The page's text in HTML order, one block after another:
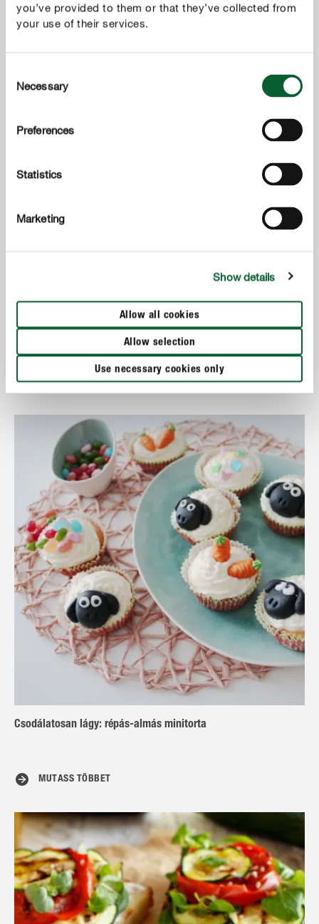
you’ve provided to them or that they’ve collected from
your use of their services.
Selection
Necessary
Preferences
Statistics
Marketing
Show details
Allow all cookies
Allow selection
Use necessary cookies only
Vörös pesto napon szárított paradicsommal
MUTASS TÖBBET
Csodálatosan lágy: répás-almás minitorta
MUTASS TÖBBET